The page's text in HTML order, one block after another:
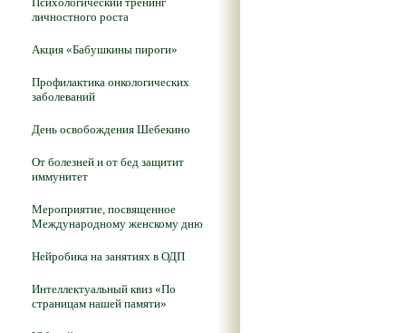
личностного роста
Акция «Бабушкины пироги»
Профилактика онкологических
заболеваний
День освобождения Шебекино
От болезней и от бед защитит
иммунитет
Мероприятие, посвященное
Международному женскому дню
Нейробика на занятиях в ОДП
Интеллектуальный квиз «По
страницам нашей памяти»